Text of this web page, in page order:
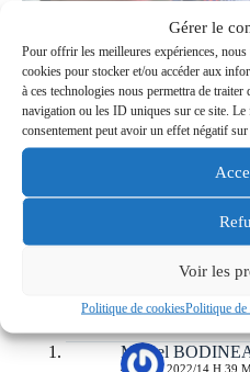
Gérer le
Pour offrir les meilleures expériences,
cookies pour stocker et/ou accéder aux
à ces technologies nous permettra de
navigation ou les ID uniques sur ce site.
consentement peut avoir un effet négatif
Voir les
Politique de cookiesPolitique
Michel
4 AOÛT 2022/14 H 39